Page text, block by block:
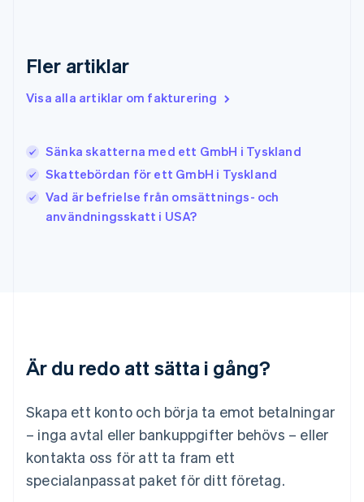
Fler artiklar
Visa alla artiklar om fakturering
Sänka skatterna med ett GmbH i Tyskland
Skattebördan för ett GmbH i Tyskland
Vad är befrielse från omsättnings- och
användningsskatt i USA?
Är du redo att sätta i gång?
Skapa ett konto och börja ta emot betalningar
– inga avtal eller bankuppgifter behövs – eller
kontakta oss för att ta fram ett
specialanpassat paket för ditt företag.
English
English
Japan
日本語 English
EnglishFrançais
Kroatien
FrançaisDeutschEnglish
Malta
English
Mexiko
Español English
Nederländerna